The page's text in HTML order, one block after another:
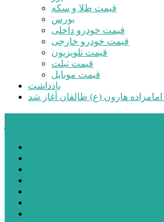
قیمت طلا و سکه
بورس
قیمت خودرو داخلی
قیمت خودرو خارجی
قیمت تلویزیون
قیمت تبلت
قیمت موبایل
یادداشت
هارون (ع) طالقان آغاز شد